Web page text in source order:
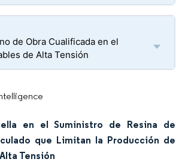
de Obra Cualificada en el
de Alta Tensión
en el Suministro de Resina de
que Limitan la Producción de
Tensión